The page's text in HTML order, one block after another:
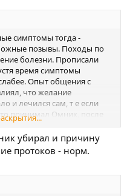
симптомы тогда -
позывы. Походы по
болезни. Прописали
время симптомы
Опыт общения с
что желание
и лечился сам, т е если
принимал Омник, после
меня устраивал, не
или чтобы это
жизни. После
и на несколько лет я
убирал и причину
протоков - норм.